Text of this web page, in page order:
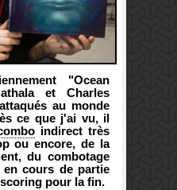
"Ocean
et Charles
au monde
ce que j'ai vu, il
indirect très
ou encore, de la
du combotage
en cours de partie
pour la fin.